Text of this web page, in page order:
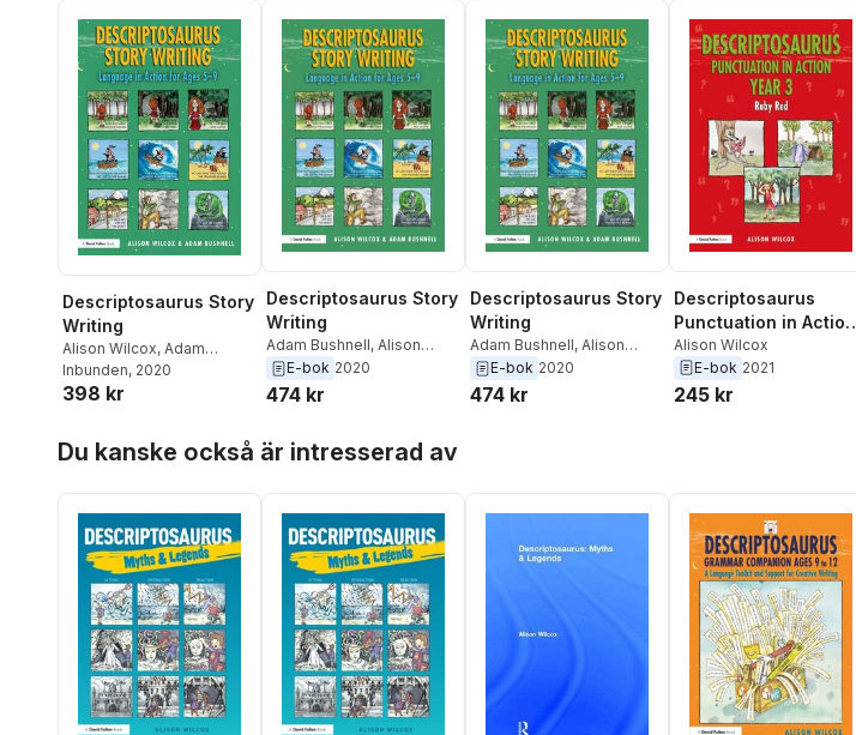
Descriptosaurus Story
Writing
Alison Wilcox, Adam
Bushnell
Inbunden, 2020
398 kr
Descriptosaurus Story
Writing
Adam Bushnell, Alison
Wilcox
E-bok 2020
474 kr
Descriptosaurus Story
Writing
Adam Bushnell, Alison
Wilcox
E-bok 2020
474 kr
Descriptosaurus
Punctuation in Action
Year 3: Ruby Red
Alison Wilcox
E-bok 2021
245 kr
Du kanske också är intresserad av